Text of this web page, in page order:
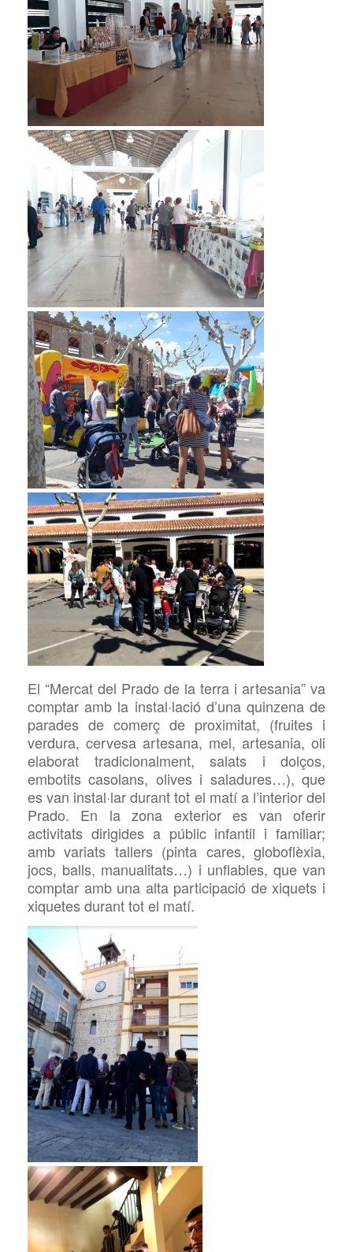
El “Mercat del Prado de la terra i artesania” va
comptar amb la instal·lació d’una quinzena de
parades de comerç de proximitat, (fruites i
verdura, cervesa artesana, mel, artesania, oli
elaborat tradicionalment, salats i dolços,
embotits casolans, olives i saladures…), que
es van instal·lar durant tot el matí a l’interior del
Prado. En la zona exterior es van oferir
activitats dirigides a públic infantil i familiar;
amb variats tallers (pinta cares, globoflèxia,
jocs, balls, manualitats…) i unflables, que van
comptar amb una alta participació de xiquets i
xiquetes durant tot el matí.